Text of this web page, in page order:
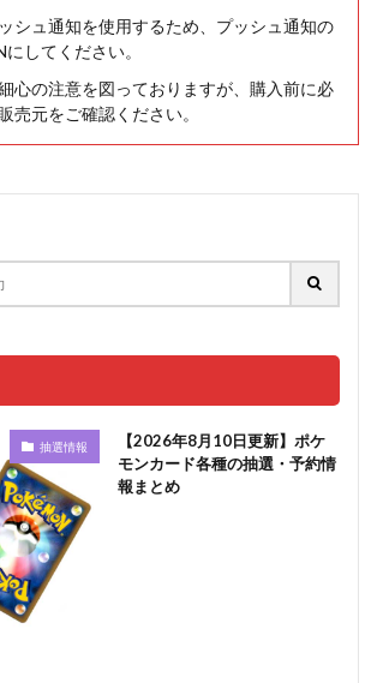
シュ通知を使用するため、プッシュ通知の
してください。
心の注意を図っておりますが、購入前に必
売元をご確認ください。
抽選情報
【2026年8月10日更新】ポケ
モンカード各種の抽選・予約情
報まとめ